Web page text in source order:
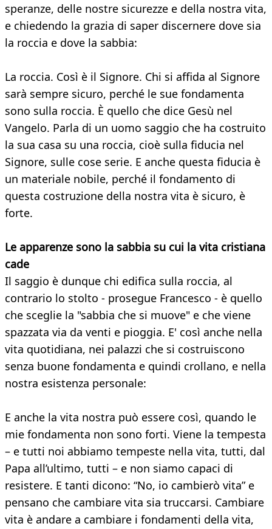
speranze, delle nostre sicurezze e della nostra vita,
e chiedendo la grazia di saper discernere dove sia
la roccia e dove la sabbia:
La roccia. Così è il Signore. Chi si affida al Signore
sarà sempre sicuro, perché le sue fondamenta
sono sulla roccia. È quello che dice Gesù nel
Vangelo. Parla di un uomo saggio che ha costruito
la sua casa su una roccia, cioè sulla fiducia nel
Signore, sulle cose serie. E anche questa fiducia è
un materiale nobile, perché il fondamento di
questa costruzione della nostra vita è sicuro, è
forte.
Le apparenze sono la sabbia su cui la vita cristiana
cade
Il saggio è dunque chi edifica sulla roccia, al
contrario lo stolto - prosegue Francesco - è quello
che sceglie la "sabbia che si muove" e che viene
spazzata via da venti e pioggia. E' così anche nella
vita quotidiana, nei palazzi che si costruiscono
senza buone fondamenta e quindi crollano, e nella
nostra esistenza personale:
E anche la vita nostra può essere così, quando le
mie fondamenta non sono forti. Viene la tempesta
– e tutti noi abbiamo tempeste nella vita, tutti, dal
Papa all’ultimo, tutti – e non siamo capaci di
resistere. E tanti dicono: “No, io cambierò vita” e
pensano che cambiare vita sia truccarsi. Cambiare
vita è andare a cambiare i fondamenti della vita,